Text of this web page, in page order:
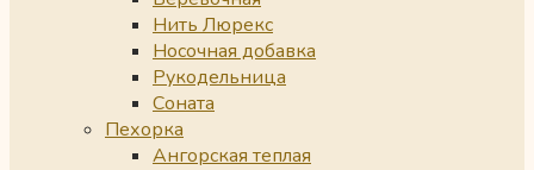
Нить Люрекс
Носочная добавка
Рукодельница
Соната
Пехорка
Ангорская теплая